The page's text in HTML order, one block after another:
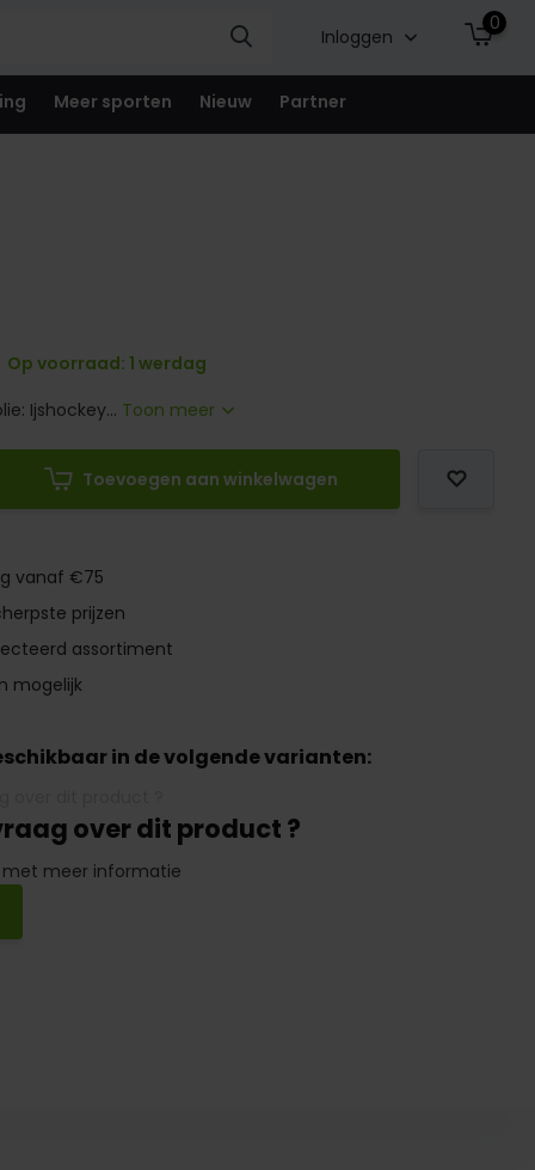
Inloggen
0
Meer sporten Nieuw Partner
Op voorraad: 1 werdag
Ijshockey... Toon meer
Toevoegen aan winkelwagen
vanaf €75
prijzen
assortiment
mogelijk
in de volgende varianten:
over dit product ?
met meer informatie